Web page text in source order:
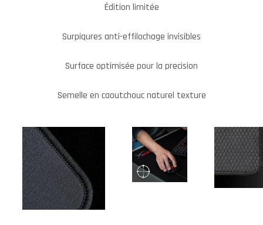
Édition limitée
Surpiqures anti-effilochage invisibles
Surface optimisée pour la precision
Semelle en caoutchouc naturel texture